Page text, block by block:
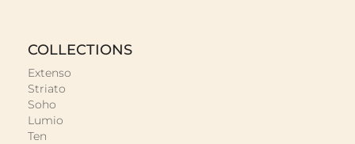
COLLECTIONS
Extenso
Striato
Soho
Lumio
Ten